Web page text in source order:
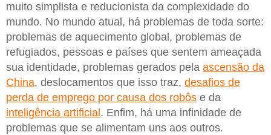
muito simplista e reducionista da complexidade do
mundo. No mundo atual, há problemas de toda sorte:
problemas de aquecimento global, problemas de
refugiados, pessoas e países que sentem ameaçada
sua identidade, problemas gerados pela ascensão da
China, deslocamentos que isso traz, desafios de
perda de emprego por causa dos robôs e da
inteligência artificial . Enfim, há uma infinidade de
problemas que se alimentam uns aos outros.